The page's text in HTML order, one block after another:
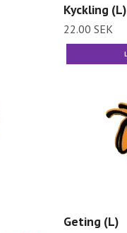
Kyckling (L)
22.00 SEK
Geting (L)